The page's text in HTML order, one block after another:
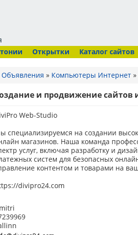
Открытки Каталог сайтов
Объявления » Компьютеры Интернет »
и продвижение сайтов
Web-Studio
специализируемся на создании
магазинов. Наша команда
услуг, включая разработку и
систем для безопасных
контентом и товарами на
divipro24.com